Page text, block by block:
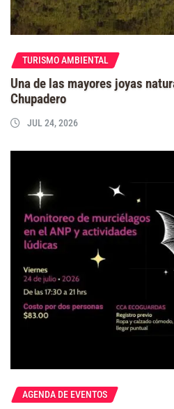
TURISMO AMBIENTAL
Una de las mayores joyas
Chupadero
JUL 24, 2026
AGENDA DE EVENTOS